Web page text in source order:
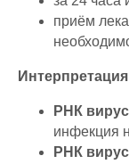
приём
РНК
инфекция
РНК